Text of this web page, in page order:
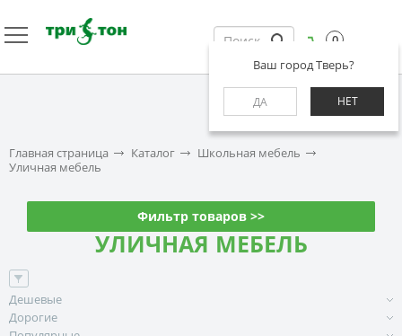
Ваш город Тверь?
ДА НЕТ
0
Главная страница Каталог
Школьная мебель
Уличная мебель
Фильтр товаров >>
УЛИЧНАЯ МЕБЕЛЬ
Дешевые
Дорогие